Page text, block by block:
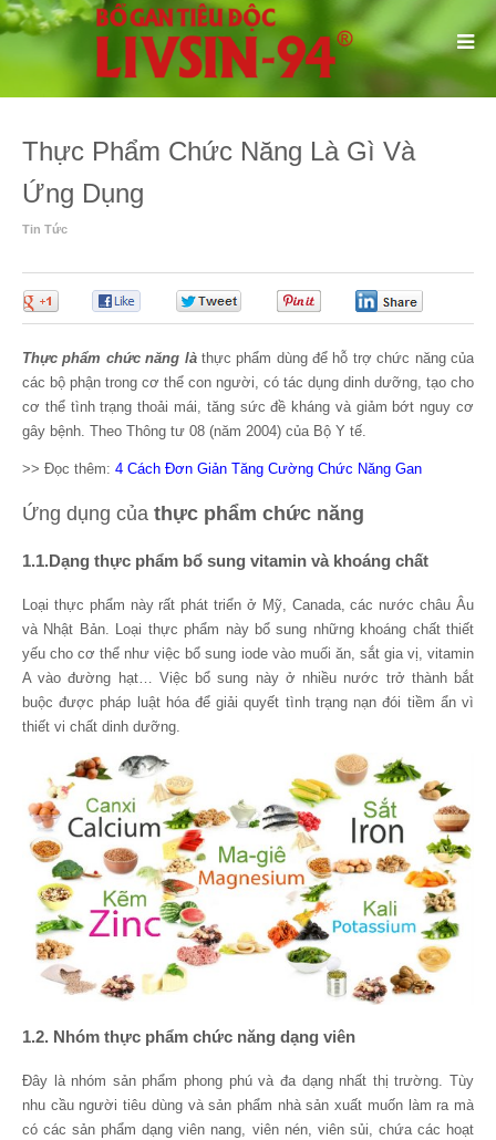
Thực Phẩm Chức Năng Là Gì Và
Ứng Dụng
Tin Tức
Thực phẩm chức năng làthực phẩm dùng để hỗ trợ chức năng của
các bộ phận trong cơ thể con người, có tác dụng dinh dưỡng, tạo cho
cơ thể tình trạng thoải mái, tăng sức đề kháng và giảm bớt nguy cơ
gây bệnh. Theo Thông tư 08 (năm 2004) của Bộ Y tế.
>> Đọc thêm: 4 Cách Đơn Giản Tăng Cường Chức Năng Gan
Ứng dụng của thực phẩm chức năng
1.1.Dạng thực phẩm bổ sung vitamin và khoáng chất
Loại thực phẩm này rất phát triển ở Mỹ, Canada, các nước châu Âu
và Nhật Bản. Loại thực phẩm này bổ sung những khoáng chất thiết
yếu cho cơ thể như việc bổ sung iode vào muối ăn, sắt gia vị, vitamin
A vào đường hạt… Việc bổ sung này ở nhiều nước trở thành bắt
buộc được pháp luật hóa để giải quyết tình trạng nạn đói tiềm ẩn vì
thiết vi chất dinh dưỡng.
1.2. Nhóm thực phẩm chức năng dạng viên
Đây là nhóm sản phẩm phong phú và đa dạng nhất thị trường. Tùy
nhu cầu người tiêu dùng và sản phẩm nhà sản xuất muốn làm ra mà
có các sản phẩm dạng viên nang, viên nén, viên sủi, chứa các hoạt